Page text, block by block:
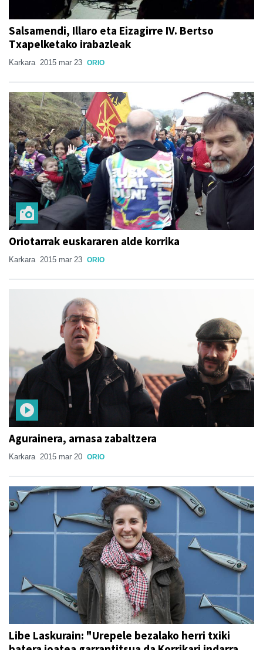
Salsamendi, Illaro eta Eizagirre IV. Bertso
Txapelketako irabazleak
Karkara 2015 mar 23 ORIO
Oriotarrak euskararen alde korrika
Karkara 2015 mar 23 ORIO
Agurainera, arnasa zabaltzera
Karkara 2015 mar 20 ORIO
Libe Laskurain: "Urepele bezalako herri txiki